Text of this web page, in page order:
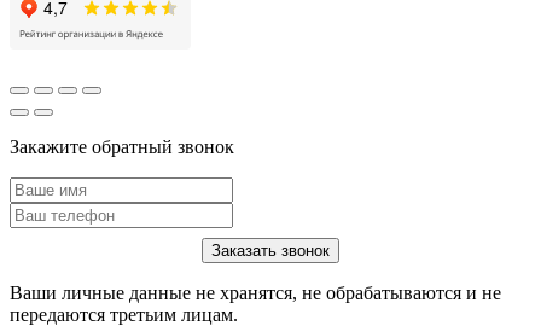
Закажите обратный звонок
Ваши личные данные не хранятся, не обрабатываются и не
передаются третьим лицам.